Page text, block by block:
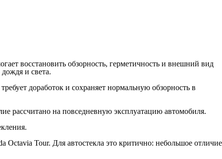
восстановить обзорность, герметичность и внешний вид
и света.
доработок и сохраняет нормальную обзорность в
рассчитано на повседневную эксплуатацию автомобиля.
Tour. Для автостекла это критично: небольшое отличие